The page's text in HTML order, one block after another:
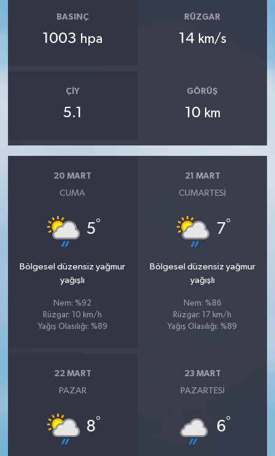
BASINÇ
1003 hpa
RÜZGAR
14 km/s
ÇIY
5.1
GÖRÜŞ
10 km
20 MART
CUMA
5°
Bölgesel düzensiz yağmur
yağışlı
Nem: %92
Rüzgar: 10 km/h
Yağış Olasılığı: %89
21 MART
CUMARTESI
7°
Bölgesel düzensiz yağmur
yağışlı
Nem: %86
Rüzgar: 17 km/h
Yağış Olasılığı: %89
22 MART
PAZAR
8°
23 MART
PAZARTESI
6°